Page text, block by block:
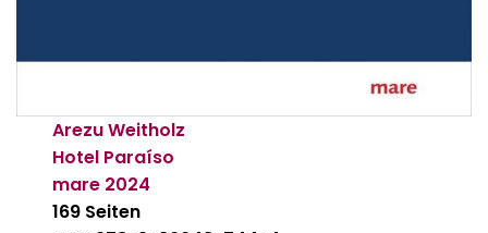
Arezu Weitholz
Hotel Paraíso
mare 2024
169 Seiten